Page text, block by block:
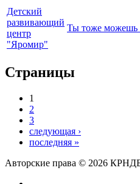
Детский
развивающий
центр
"Яромир"
Ты тоже можешь
Страницы
1
2
3
следующая ›
последняя »
Авторские права © 2026